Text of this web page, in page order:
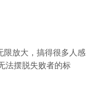
限放大，搞得很多人感
法摆脱失败者的标